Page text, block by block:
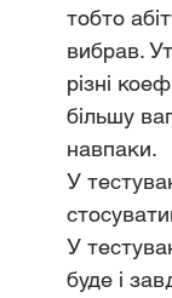
тобто
вибрав.
різні
більшу
навпаки.
У
У
буде і